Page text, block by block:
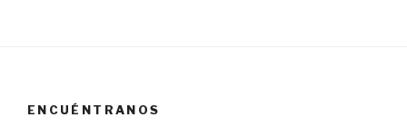
ENCUÉNTRANOS